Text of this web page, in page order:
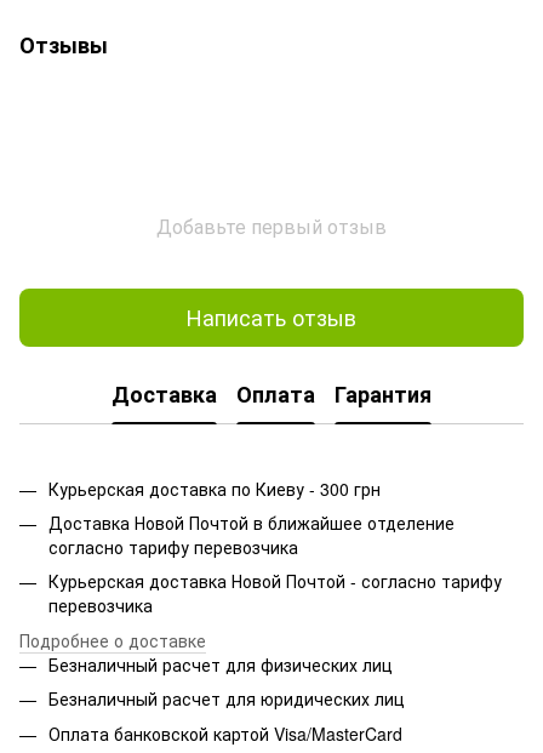
Отзывы
Добавьте первый отзыв
Написать отзыв
Доставка Оплата Гарантия
Курьерская доставка по Киеву - 300 грн
Доставка Новой Почтой в ближайшее отделение
согласно тарифу перевозчика
Курьерская доставка Новой Почтой - согласно тарифу
перевозчика
Подробнее о доставке
Безналичный расчет для физических лиц
Безналичный расчет для юридических лиц
Оплата банковской картой Visa/MasterCard